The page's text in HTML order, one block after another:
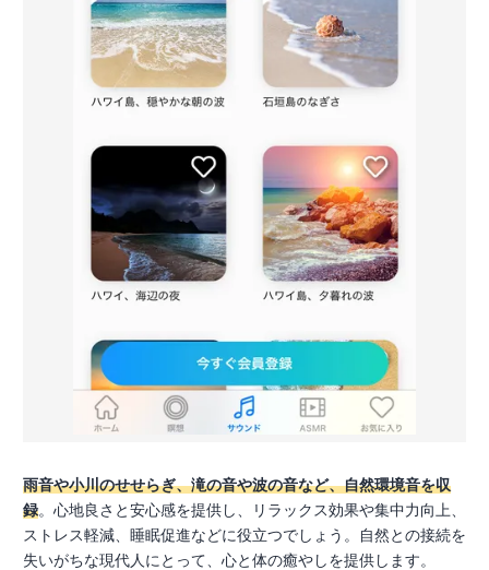
雨音や小川のせせらぎ、滝の音や波の音など、自然環境音を収
録。心地良さと安心感を提供し、リラックス効果や集中力向上、
ストレス軽減、睡眠促進などに役立つでしょう。自然との接続を
失いがちな現代人にとって、心と体の癒やしを提供します。